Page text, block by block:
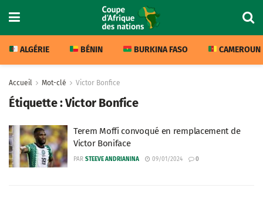
ALGÉRIE BÉNIN BURKINA FASO CAMEROUN
Accueil Mot-clé Victor Bonfice
Étiquette :Victor Bonfice
Terem Moffi convoqué en remplacement de
Victor Boniface
PAR STEEVE ANDRIANINA 09/01/2024 0